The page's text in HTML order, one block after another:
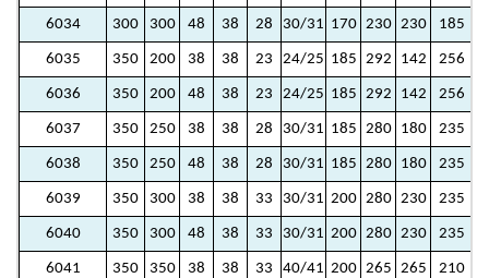
6034 300 300 48 38 28 30/31 170 230 230 185
6035 350 200 38 38 23 24/25 185 292 142 256
6036 350 200 48 38 23 24/25 185 292 142 256
6037 350 250 38 38 28 30/31 185 280 180 235
6038 350 250 48 38 28 30/31 185 280 180 235
6039 350 300 38 38 33 30/31 200 280 230 235
6040 350 300 48 38 33 30/31 200 280 230 235
6041 350 350 38 38 33 40/41 200 265 265 210